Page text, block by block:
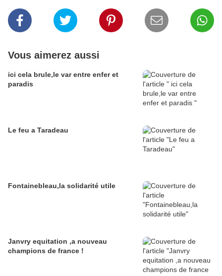
Vous aimerez aussi
ici cela brule,le var entre enfer et
paradis
Le feu a Taradeau
Fontainebleau,la solidarité utile
Janvry equitation ,a nouveau
champions de france !